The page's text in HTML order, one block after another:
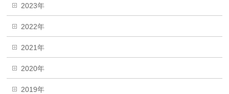
2023年
2022年
2021年
2020年
2019年